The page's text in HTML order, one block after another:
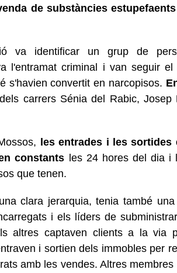
de substàncies
va identificar un grup de
l'entramat criminal i van seguir
s'havien convertit en narcopisos.
carrers Sénia del Rabic,
les entrades i les sortides
constants les 24 hores del dia i
que tenen.
clara jerarquia, tenia també
i els líders de
altres captaven clients a la via
i sortien dels immobles per
amb les vendes. Altres